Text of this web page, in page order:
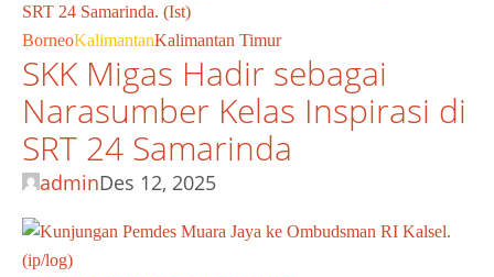
BorneoKalimantanKalimantan Timur
SKK Migas Hadir sebagai
Narasumber Kelas Inspirasi di
SRT 24 Samarinda
adminDes 12, 2025